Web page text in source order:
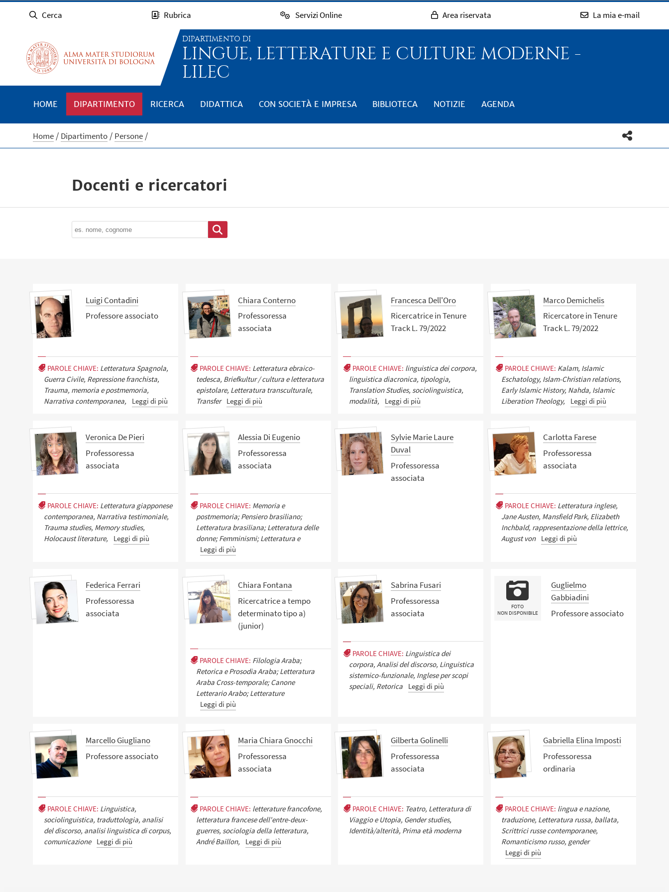
Cerca Rubrica Servizi Online Area riservata La mia e-mail
DIPARTIMENTO DI
LINGUE, LETTERATURE E CULTURE MODERNE -
LILEC
HOME DIPARTIMENTO RICERCA DIDATTICA CON SOCIETÀ E IMPRESA BIBLIOTECA NOTIZIE AGENDA
Home Dipartimento Persone
Docenti e ricercatori
Luigi Contadini
Professore associato
PAROLE CHIAVE: Letteratura Spagnola,
Guerra Civile, Repressione franchista,
Trauma, memoria e postmemoria,
Narrativa contemporanea,
Leggi di più
Chiara Conterno
Professoressa
associata
PAROLE CHIAVE: Letteratura ebraico-
tedesca, Briefkultur / cultura e letteratura
epistolare, Letteratura transculturale,
Transfer
Leggi di più
Francesca Dell'Oro
Ricercatrice in Tenure
Track L. 79/2022
PAROLE CHIAVE: linguistica dei corpora,
linguistica diacronica, tipologia,
Translation Studies, sociolinguistica,
modalità,
Leggi di più
Marco Demichelis
Ricercatore in Tenure
Track L. 79/2022
PAROLE CHIAVE: Kalam, Islamic
Eschatology, Islam-Christian relations,
Early Islamic History, Nahda, Islamic
Liberation Theology,
Leggi di più
Veronica De Pieri
Professoressa
associata
PAROLE CHIAVE: Letteratura giapponese
contemporanea, Narrativa testimoniale,
Trauma studies, Memory studies,
Holocaust literature,
Leggi di più
Alessia Di Eugenio
Professoressa
associata
PAROLE CHIAVE: Memoria e
postmemoria; Pensiero brasiliano;
Letteratura brasiliana; Letteratura delle
donne; Femminismi; Letteratura e
Leggi di più
Sylvie Marie Laure
Duval
Professoressa
associata
Carlotta Farese
Professoressa
associata
PAROLE CHIAVE: Letteratura inglese,
Jane Austen, Mansfield Park, Elizabeth
Inchbald, rappresentazione della lettrice,
August von
Leggi di più
Federica Ferrari
Professoressa
associata
Chiara Fontana
Ricercatrice a tempo
determinato tipo a)
(junior)
PAROLE CHIAVE: Filologia Araba;
Retorica e Prosodia Araba; Letteratura
Araba Cross-temporale; Canone
Letterario Arabo; Letterature
Leggi di più
Sabrina Fusari
Professoressa
associata
PAROLE CHIAVE: Linguistica dei
corpora, Analisi del discorso, Linguistica
sistemico-funzionale, Inglese per scopi
speciali, Retorica
Leggi di più
FOTO
NON DISPONIBILE
Guglielmo
Gabbiadini
Professore associato
Marcello Giugliano
Professore associato
PAROLE CHIAVE: Linguistica,
sociolinguistica, traduttologia, analisi
del discorso, analisi linguistica di corpus,
comunicazione
Leggi di più
Maria Chiara Gnocchi
Professoressa
associata
PAROLE CHIAVE: letterature francofone,
letteratura francese dell'entre-deux-
guerres, sociologia della letteratura,
André Baillon,
Leggi di più
Gilberta Golinelli
Professoressa
associata
PAROLE CHIAVE: Teatro, Letteratura di
Viaggio e Utopia, Gender studies,
Identità/alterità, Prima età moderna
Gabriella Elina Imposti
Professoressa
ordinaria
PAROLE CHIAVE: lingua e nazione,
traduzione, Letteratura russa, ballata,
Scrittrici russe contemporanee,
Romanticismo russo, gender
Leggi di più